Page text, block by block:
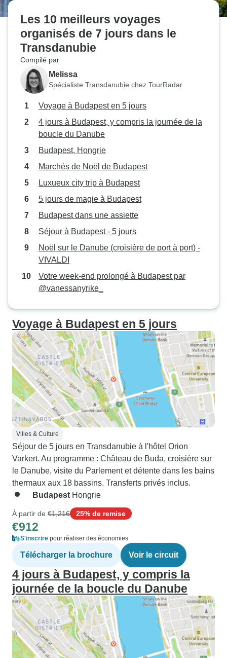
Les 10 meilleurs voyages
organisés de 7 jours dans le
Transdanubie
Compilé par
Melissa
Spécialiste Transdanubie chez TourRadar
Voyage à Budapest en 5 jours
4 jours à Budapest, y compris la journée de la
boucle du Danube
Budapest, Hongrie
Marchés de Noël de Budapest
Luxueux city trip à Budapest
5 jours de magie à Budapest
Budapest dans une assiette
Séjour à Budapest - 5 jours
Noël sur le Danube (croisière de port à port) -
VIVALDI
Votre week-end prolongé à Budapest par
@vanessanyrike_
Voyage à Budapest en 5 jours
Villes & Culture
Séjour de 5 jours en Transdanubie à l'hôtel Orion
Varkert. Au programme : Château de Buda, croisière sur
le Danube, visite du Parlement et détente dans les bains
thermaux aux 18 bassins. Transferts privés inclus.
Budapest Hongrie
À partir de €1,216 25% de remise
€912
S'inscrire pour réaliser des économies
Télécharger la brochure Voir le circuit
4 jours à Budapest, y compris la
journée de la boucle du Danube